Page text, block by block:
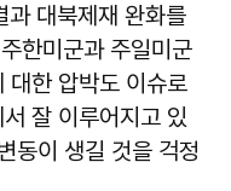
과 대북제재 완화를
한미군과 주일미군
대한 압박도 이슈로
잘 이루어지고 있
동이 생길 것을 걱정